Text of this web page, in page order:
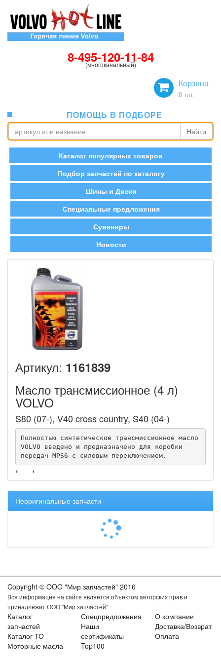
8-495-120-11-84
(многоканальный)
Корзина
0 шт.
ПОМОЩЬ В ПОДБОРЕ
Найти
Каталог популярных товаров
Подбор запчастей по каталогу
Шины и Диски
Специальные предложения
Сувениры
Новости
Артикул: 1161839
Масло трансмиссионное (4 л)
VOLVO
S80 (07-), V40 cross country, S40 (04-)
Полностью синтетическое трансмиссионное масло
VOLVO введено и предназначено для коробки
передач MPS6 с силовым переключением.
Неоригинальные запчасти
Copyright © OOO "Мир запчастей" 2016
Вся информация на сайте является объектом авторских прав и
принадлежит ООО "Мир запчастей"
Каталог
запчастей
Каталог ТО
Моторные масла
Спецпредложения
Наши
сертификаты
Top100
О компании
Доставка/Возврат
Оплата